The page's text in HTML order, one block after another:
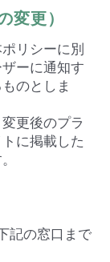
変更）
リシーに別
ーに通知す
のとしま
更後のプラ
に掲載した
記の窓口まで